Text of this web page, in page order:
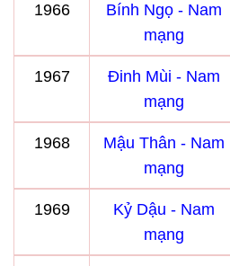
1966
Bính Ngọ - Nam
mạng
1967
Đinh Mùi - Nam
mạng
1968
Mậu Thân - Nam
mạng
1969
Kỷ Dậu - Nam
mạng